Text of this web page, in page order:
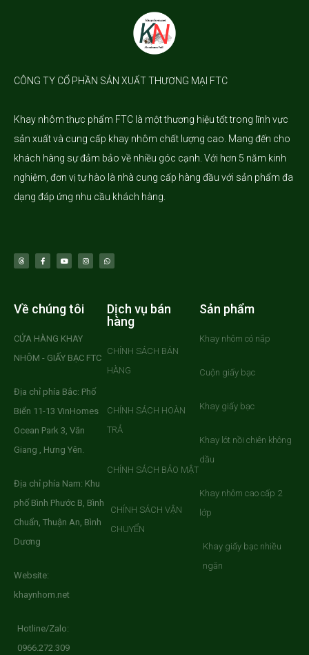
CÔNG TY CỔ PHẦN SẢN XUẤT THƯƠNG MẠI FTC
Khay nhômthực phẩm FTC là một thương hiệu tốt trong lĩnh vực
sản xuất và cung cấp khay nhôm chất lượng cao. Mang đến cho
khách hàng sự đảm bảo về nhiều góc cạnh. Với hơn 5 năm kinh
nghiệm, đơn vị tự hào là nhà cung cấp hàng đầu với sản phẩm đa
dạng đáp ứng nhu cầu khách hàng.
Về chúng tôi
CỬA HÀNG KHAY
NHÔM - GIẤY BẠC FTC
Địa chỉ phía Bắc: Phố
Biển 11-13 VinHomes
Ocean Park 3, Văn
Giang , Hưng Yên.
Địa chỉ phía Nam: Khu
phố Bình Phước B, Bình
Chuẩn, Thuận An, Bình
Dương
Website:
khaynhom.net
Hotline/Zalo:
0966.272.309
Dịch vụ bán
hàng
CHÍNH SÁCH BÁN
HÀNG
CHÍNH SÁCH HOÀN
TRẢ
CHÍNH SÁCH BẢO MẬT
CHÍNH SÁCH VẬN
CHUYỂN
Sản phẩm
Khay nhôm có nắp
Cuộn giấy bạc
Khay giấy bạc
Khay lót nồi chiên không
dầu
Khay nhôm cao cấp 2
lớp
Khay giấy bạc nhiều
ngăn